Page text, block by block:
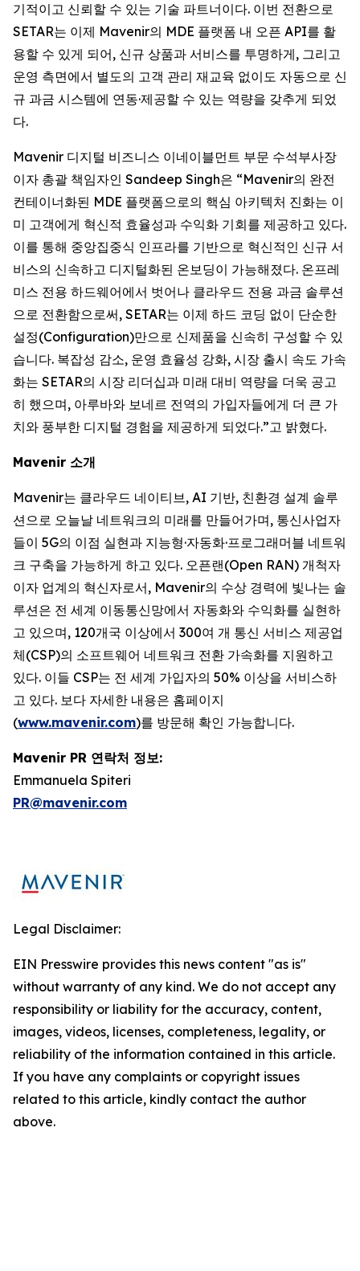
기적이고 신뢰할 수 있는 기술 파트너이다. 이번 전환으로
SETAR는 이제 Mavenir의 MDE 플랫폼 내 오픈 API를 활
용할 수 있게 되어, 신규 상품과 서비스를 투명하게, 그리고
운영 측면에서 별도의 고객 관리 재교육 없이도 자동으로 신
규 과금 시스템에 연동·제공할 수 있는 역량을 갖추게 되었
다.
Mavenir 디지털 비즈니스 이네이블먼트 부문 수석부사장
이자 총괄 책임자인 Sandeep Singh은 “Mavenir의 완전
컨테이너화된 MDE 플랫폼으로의 핵심 아키텍처 진화는 이
미 고객에게 혁신적 효율성과 수익화 기회를 제공하고 있다.
이를 통해 중앙집중식 인프라를 기반으로 혁신적인 신규 서
비스의 신속하고 디지털화된 온보딩이 가능해졌다. 온프레
미스 전용 하드웨어에서 벗어나 클라우드 전용 과금 솔루션
으로 전환함으로써, SETAR는 이제 하드 코딩 없이 단순한
설정(Configuration)만으로 신제품을 신속히 구성할 수 있
습니다. 복잡성 감소, 운영 효율성 강화, 시장 출시 속도 가속
화는 SETAR의 시장 리더십과 미래 대비 역량을 더욱 공고
히 했으며, 아루바와 보네르 전역의 가입자들에게 더 큰 가
치와 풍부한 디지털 경험을 제공하게 되었다.”고 밝혔다.
Mavenir 소개
Mavenir는 클라우드 네이티브, AI 기반, 친환경 설계 솔루
션으로 오늘날 네트워크의 미래를 만들어가며, 통신사업자
들이 5G의 이점 실현과 지능형·자동화·프로그래머블 네트워
크 구축을 가능하게 하고 있다. 오픈랜(Open RAN) 개척자
이자 업계의 혁신자로서, Mavenir의 수상 경력에 빛나는 솔
루션은 전 세계 이동통신망에서 자동화와 수익화를 실현하
고 있으며, 120개국 이상에서 300여 개 통신 서비스 제공업
체(CSP)의 소프트웨어 네트워크 전환 가속화를 지원하고
있다. 이들 CSP는 전 세계 가입자의 50% 이상을 서비스하
고 있다. 보다 자세한 내용은 홈페이지
(www.mavenir.com)를 방문해 확인 가능합니다.
Mavenir PR 연락처 정보:
Emmanuela Spiteri
PR@mavenir.com
Legal Disclaimer:
EIN Presswire provides this news content "as is"
without warranty of any kind. We do not accept any
responsibility or liability for the accuracy, content,
images, videos, licenses, completeness, legality, or
reliability of the information contained in this article.
If you have any complaints or copyright issues
related to this article, kindly contact the author
above.